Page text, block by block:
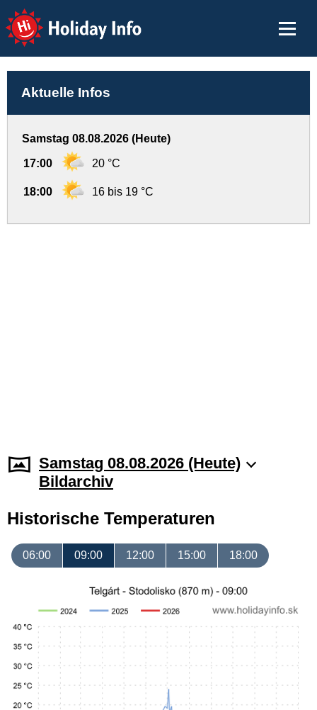
Holiday Info
Aktuelle Infos
Samstag 08.08.2026 (Heute)
17:00 20 °C
18:00 16 bis 19 °C
Samstag 08.08.2026 (Heute)
Bildarchiv
Historische Temperaturen
06:00 09:00 12:00 15:00 18:00